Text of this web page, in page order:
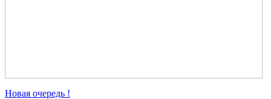
Новая очередь !